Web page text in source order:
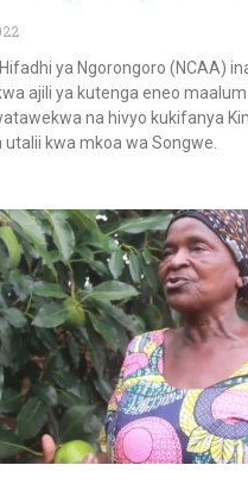
ya Ngorongoro (NCAA)
ajili ya kutenga eneo
na hivyo kukifanya
utalii kwa mkoa wa Songwe.